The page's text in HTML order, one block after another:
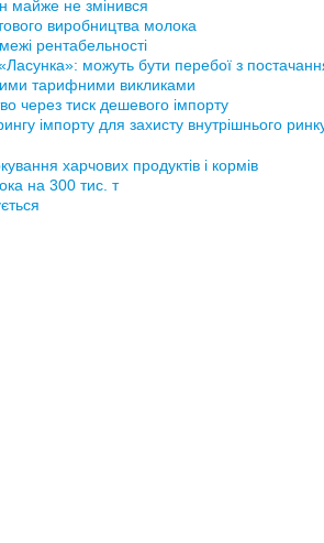
майже не змінився
виробництва молока
рентабельності
можуть бути перебої з
тарифними викликами
через тиск дешевого імпорту
імпорту для захисту внутрішнього
харчових продуктів і кормів
на 300 тис. т